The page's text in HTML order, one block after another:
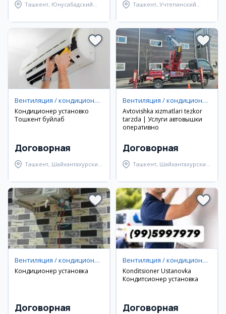
Ташкент, Юнусабадский
Ташкент, Учтепинский
Вентиляция / кондиционирование
Кондиционер установко
Тошкент буйлаб
Договорная
Ташкент, Шайхантахурский
Вентиляция / кондиционирование
Avtovishka xizmatlari tezkor
tarzda | Услуги автовышки
оперативно
Договорная
Ташкент, Шайхантахурский
Вентиляция / кондиционирование
Кондиционер установка
Договорная
Вентиляция / кондиционирование
Konditsioner Ustanovka
Кондитсионер установка
Договорная